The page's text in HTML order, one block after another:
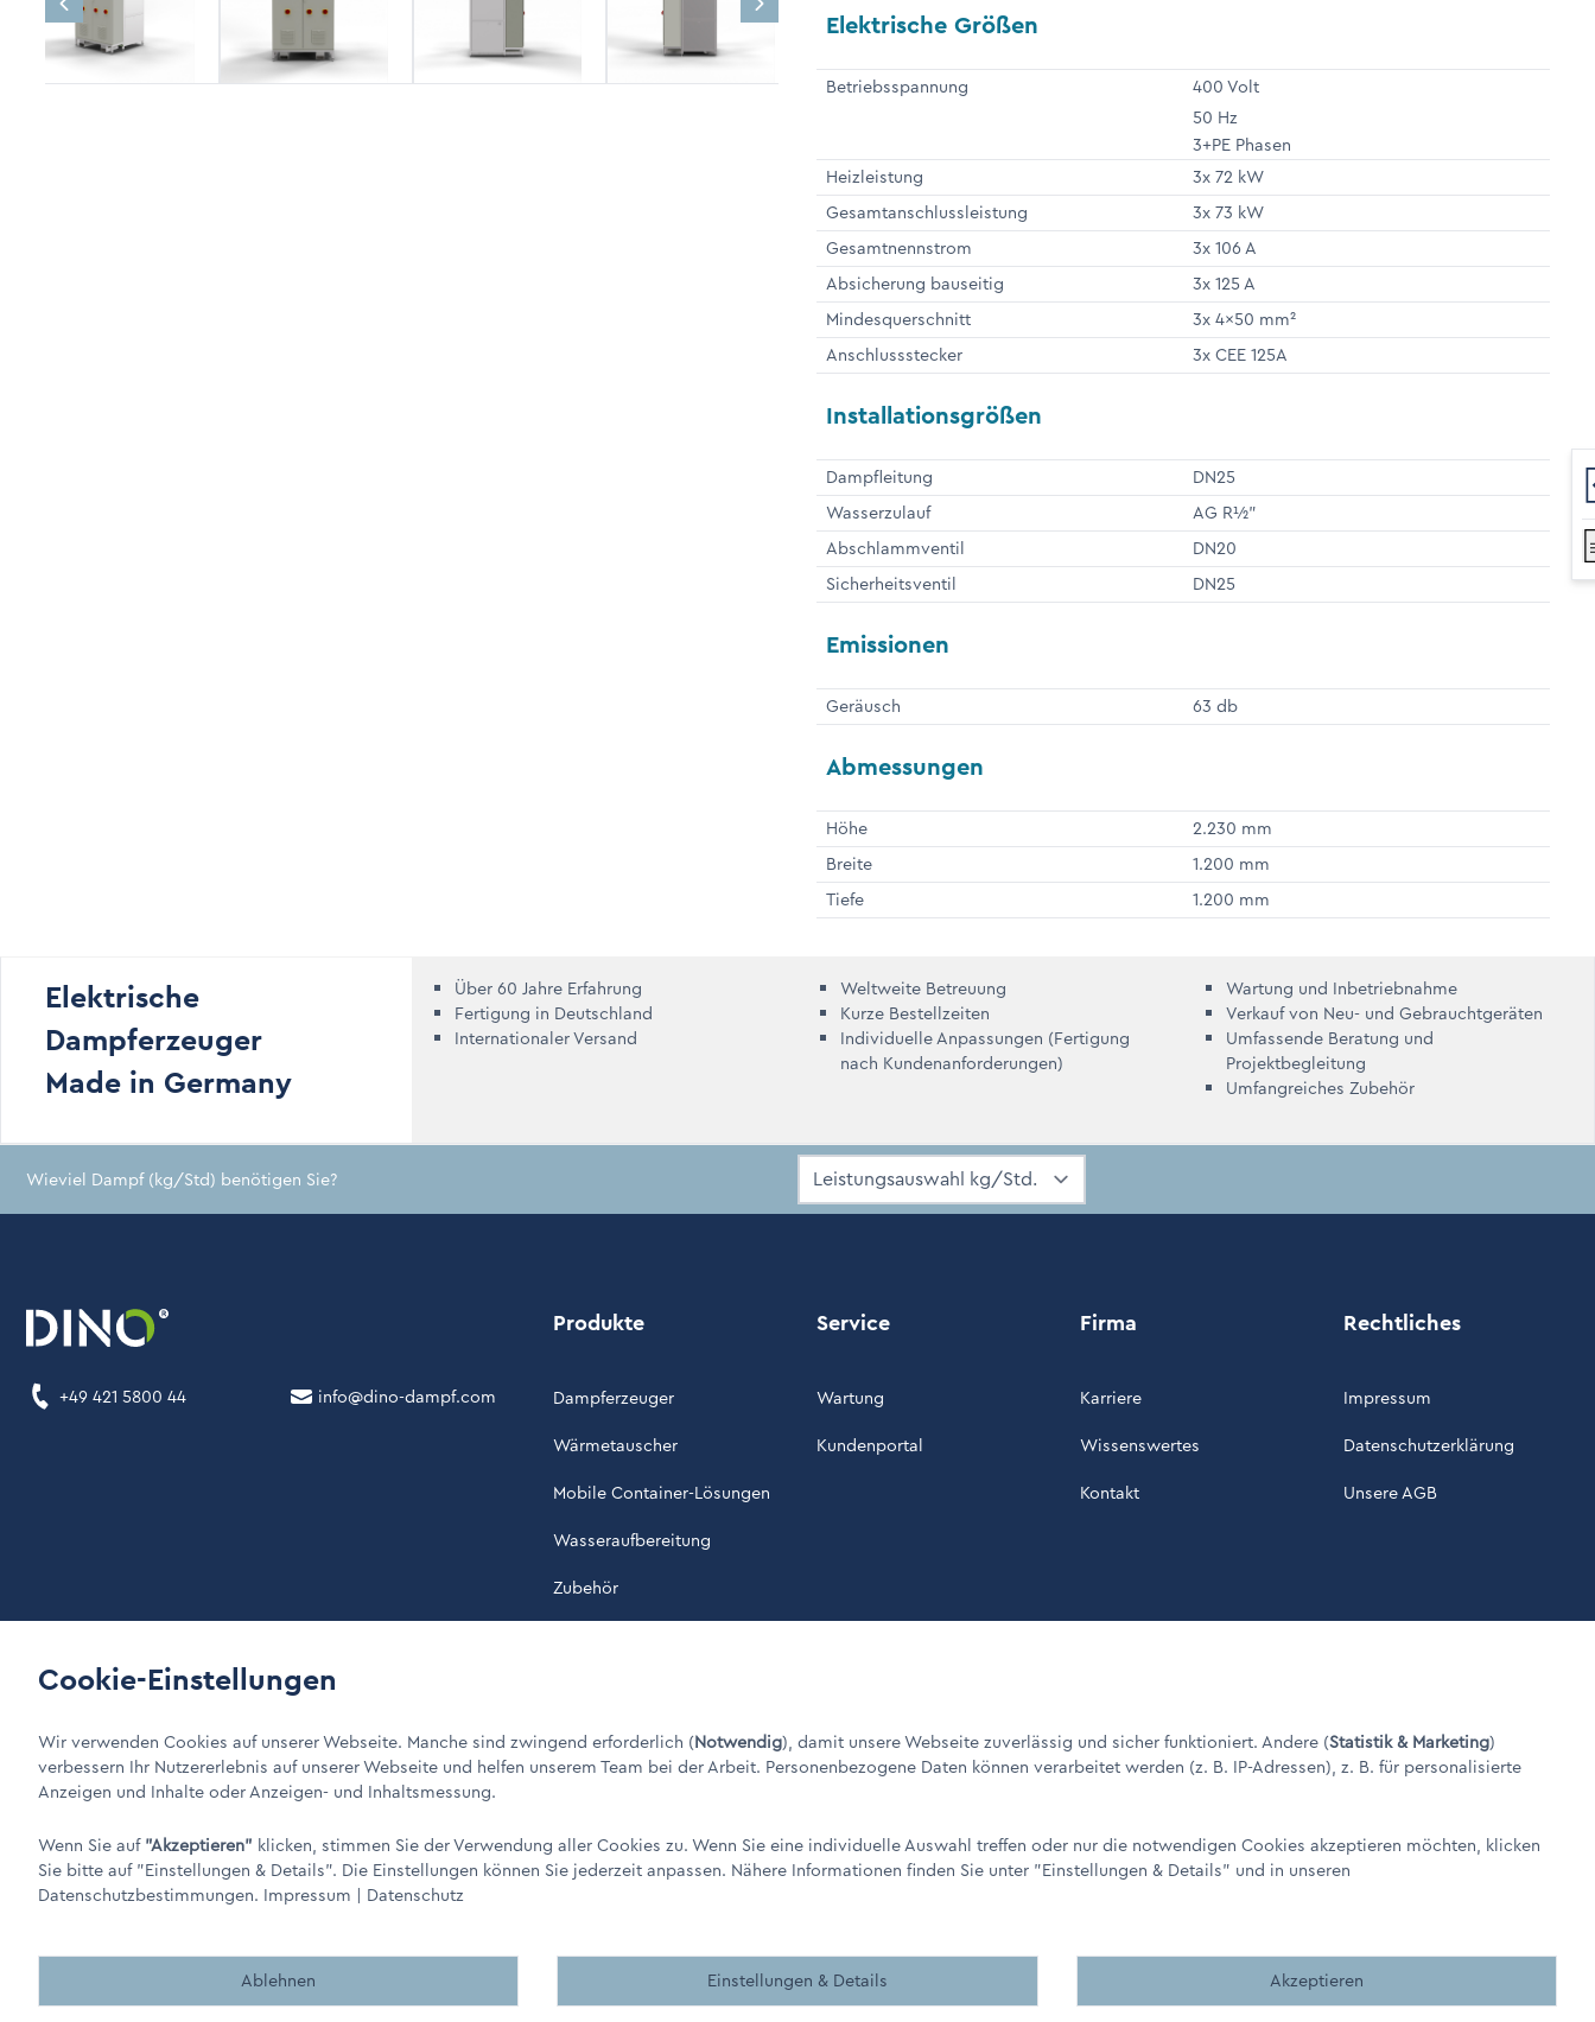
Elektrische Größen
Betriebsspannung
400 Volt
50 Hz
3+PE Phasen
Heizleistung
3x 72 kW
Gesamtanschlussleistung
3x 73 kW
Gesamtnennstrom
3x 106 A
Absicherung bauseitig
3x 125 A
Mindesquerschnitt
3x 4x50 mm²
Anschlussstecker
3x CEE 125A
Installationsgrößen
Dampfleitung
DN25
Wasserzulauf
AG R½"
Abschlammventil
DN20
Sicherheitsventil
DN25
Emissionen
Geräusch 63 db
Abmessungen
Höhe
2.230 mm
Breite
1.200 mm
Tiefe
1.200 mm
Elektrische
Dampferzeuger
Made in Germany
Über 60 Jahre Erfahrung
Fertigung in Deutschland
Internationaler Versand
Weltweite Betreuung
Kurze Bestellzeiten
Individuelle Anpassungen (Fertigung
nach Kundenanforderungen)
Wartung und Inbetriebnahme
Verkauf von Neu- und Gebrauchtgeräten
Umfassende Beratung und
Projektbegleitung
Umfangreiches Zubehör
Wieviel Dampf (kg/Std) benötigen Sie?
+49 421 5800 44 info@dino-dampf.com
Produkte
Dampferzeuger
Wärmetauscher
Mobile Container-Lösungen
Wasseraufbereitung
Zubehör
Service
Wartung
Kundenportal
Firma
Karriere
Wissenswertes
Kontakt
Rechtliches
Impressum
Datenschutzerklärung
Unsere AGB
LinkIn LinkXing LinkDINO Dampferzeuger GmbH - Elektrische Dampferzeuger "Made in Germany" / © 1960 - 2026
Made by BergMedia - Magento2 Design und Entwicklung aus Bremen
Cookie-Einstellungen
Wir verwenden Cookies auf unserer Webseite. Manche sind zwingend erforderlich (Notwendig), damit unsere Webseite zuverlässig und sicher funktioniert. Andere (Statistik & Marketing)
verbessern Ihr Nutzererlebnis auf unserer Webseite und helfen unserem Team bei der Arbeit. Personenbezogene Daten können verarbeitet werden (z. B. IP-Adressen), z. B. für personalisierte
Anzeigen und Inhalte oder Anzeigen- und Inhaltsmessung.
Wenn Sie auf"Akzeptieren" klicken, stimmen Sie der Verwendung aller Cookies zu. Wenn Sie eine individuelle Auswahl treffen oder nur die notwendigen Cookies akzeptieren möchten, klicken
Sie bitte auf"Einstellungen & Details". Die Einstellungen können Sie jederzeit anpassen. Nähere Informationen finden Sie unter "Einstellungen & Details" und in unseren
Datenschutzbestimmungen. Impressum | Datenschutz
Ablehnen Einstellungen & Details Akzeptieren